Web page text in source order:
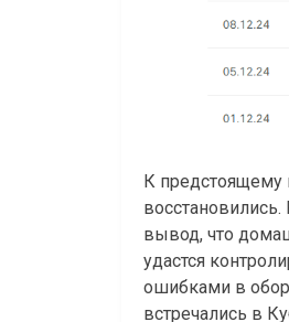
К предстоящему
вывод, что
удастся
ошибками в
встречались в